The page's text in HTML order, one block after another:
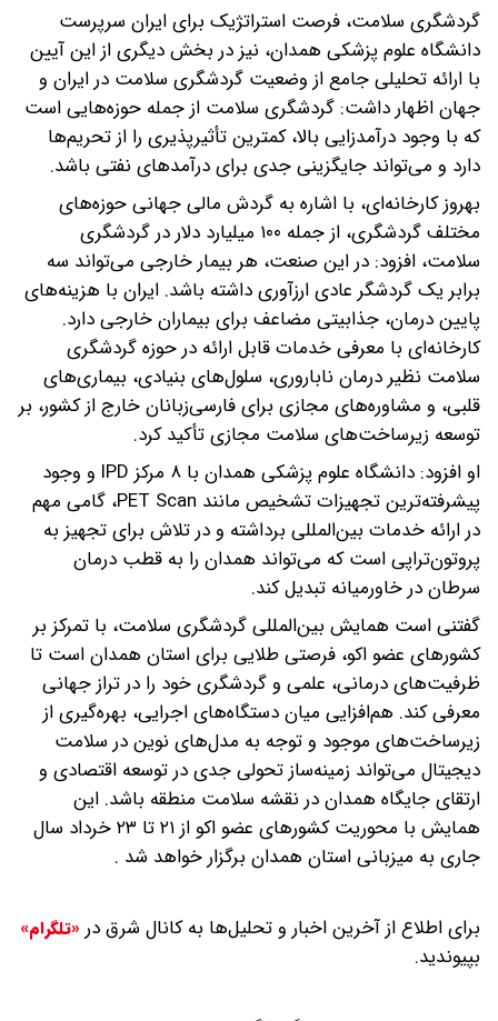
گردشگری سلامت، فرصت استراتژیک برای ایران سرپرست
دانشگاه علوم پزشکی همدان، نیز در بخش دیگری از این آیین
با ارائه تحلیلی جامع از وضعیت گردشگری سلامت در ایران و
جهان اظهار داشت: گردشگری سلامت از جمله حوزه‌هایی است
که با وجود درآمدزایی بالا، کمترین تأثیرپذیری را از تحریم‌ها
دارد و می‌تواند جایگزینی جدی برای درآمدهای نفتی باشد.
بهروز کارخانه‌ای، با اشاره به گردش مالی جهانی حوزه‌های
مختلف گردشگری، از جمله ۱۰۰ میلیارد دلار در گردشگری
سلامت، افزود: در این صنعت، هر بیمار خارجی می‌تواند سه
برابر یک گردشگر عادی ارزآوری داشته باشد. ایران با هزینه‌های
پایین درمان، جذابیتی مضاعف برای بیماران خارجی دارد.
کارخانه‌ای با معرفی خدمات قابل ارائه در حوزه گردشگری
سلامت نظیر درمان ناباروری، سلول‌های بنیادی، بیماری‌های
قلبی، و مشاوره‌های مجازی برای فارسی‌زبانان خارج از کشور، بر
توسعه زیرساخت‌های سلامت مجازی تأکید کرد.
او افزود: دانشگاه علوم پزشکی همدان با ۸ مرکز IPD و وجود
پیشرفته‌ترین تجهیزات تشخیص مانند PET Scan، گامی مهم
در ارائه خدمات بین‌المللی برداشته و در تلاش برای تجهیز به
پروتون‌تراپی است که می‌تواند همدان را به قطب درمان
سرطان در خاورمیانه تبدیل کند.
گفتنی است همایش بین‌المللی گردشگری سلامت، با تمرکز بر
کشورهای عضو اکو، فرصتی طلایی برای استان همدان است تا
ظرفیت‌های درمانی، علمی و گردشگری خود را در تراز جهانی
معرفی کند. هم‌افزایی میان دستگاه‌های اجرایی، بهره‌گیری از
زیرساخت‌های موجود و توجه به مدل‌های نوین در سلامت
دیجیتال می‌تواند زمینه‌ساز تحولی جدی در توسعه اقتصادی و
ارتقای جایگاه همدان در نقشه سلامت منطقه باشد. این
همایش با محوریت کشورهای عضو اکو از ۲۱ تا ۲۳ خرداد سال
جاری به میزبانی استان همدان برگزار خواهد شد .
برای اطلاع از آخرین اخبار و تحلیل‌ها به کانال شرق در «تلگرام»
بپیوندید.